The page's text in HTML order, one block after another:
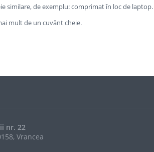
similare, de exemplu: comprimat în loc de laptop.
mult de un cuvânt cheie.
nr. 22
Vrancea